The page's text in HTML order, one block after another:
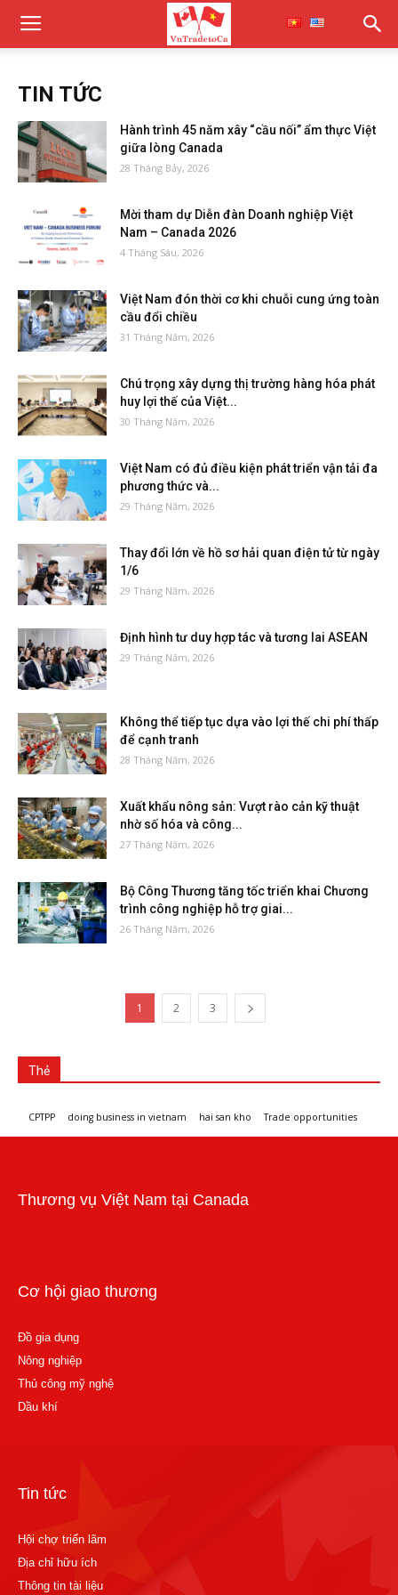
TIN TỨC
Hành trình 45 năm xây “cầu nối” ẩm thực Việt
giữa lòng Canada
28 Tháng Bảy, 2026
Mời tham dự Diễn đàn Doanh nghiệp Việt
Nam – Canada 2026
4 Tháng Sáu, 2026
Việt Nam đón thời cơ khi chuỗi cung ứng toàn
cầu đổi chiều
31 Tháng Năm, 2026
Chú trọng xây dựng thị trường hàng hóa phát
huy lợi thế của Việt...
30 Tháng Năm, 2026
Việt Nam có đủ điều kiện phát triển vận tải đa
phương thức và...
29 Tháng Năm, 2026
Thay đổi lớn về hồ sơ hải quan điện tử từ ngày
1/6
29 Tháng Năm, 2026
Định hình tư duy hợp tác và tương lai ASEAN
29 Tháng Năm, 2026
Không thể tiếp tục dựa vào lợi thế chi phí thấp
để cạnh tranh
28 Tháng Năm, 2026
Xuất khẩu nông sản: Vượt rào cản kỹ thuật
nhờ số hóa và công...
27 Tháng Năm, 2026
Bộ Công Thương tăng tốc triển khai Chương
trình công nghiệp hỗ trợ giai...
26 Tháng Năm, 2026
1 2 3
Thẻ
CPTPP doing business in vietnam hai san kho Trade opportunities
Thương vụ Việt Nam tại Canada
Cơ hội giao thương
Đồ gia dụng
Nông nghiệp
Thủ công mỹ nghệ
Dầu khí
Tin tức
Hội chợ triển lãm
Địa chỉ hữu ích
Thông tin tài liệu